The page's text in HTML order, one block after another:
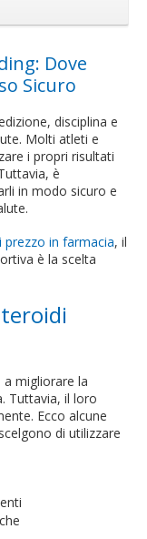
Dove
Sicuro
disciplina e
Molti atleti e
i propri risultati
è
in modo sicuro e
in farmacia, il
è la scelta
migliorare la
Tuttavia, il loro
Ecco alcune
di utilizzare